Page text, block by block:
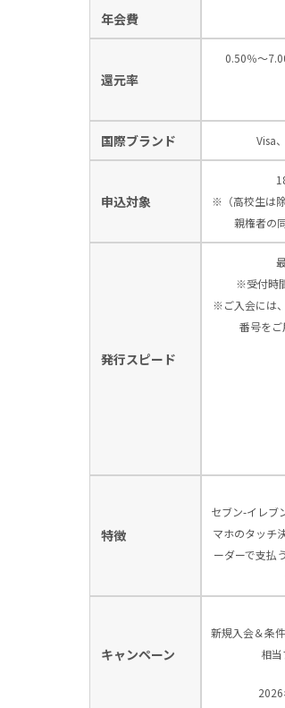
年会費
還元率
0.50％～
国際ブランド Visa
申込対象
※（高校生は
親権者の
発行スピード
※受付時
※ご入会には
番号をご
特徴
セブン-イレブ
マホのタッチ
ーダーで支払
キャンペーン
新規入会＆条
相